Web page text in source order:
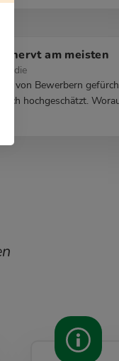
nervt am meisten
von Bewerbern
hochgeschätzt.